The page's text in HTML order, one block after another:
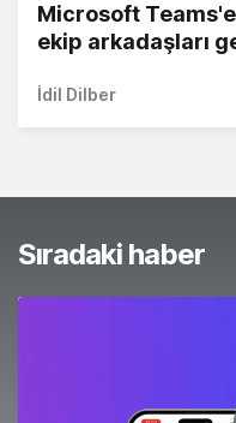
Microsoft
ekip arkadaşları
İdil Dilber
Sıradaki haber